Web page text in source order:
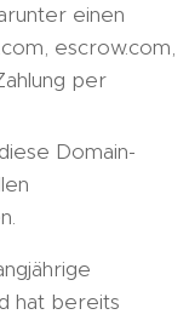
einen
escrow.com,
per
Domain-
hat bereits